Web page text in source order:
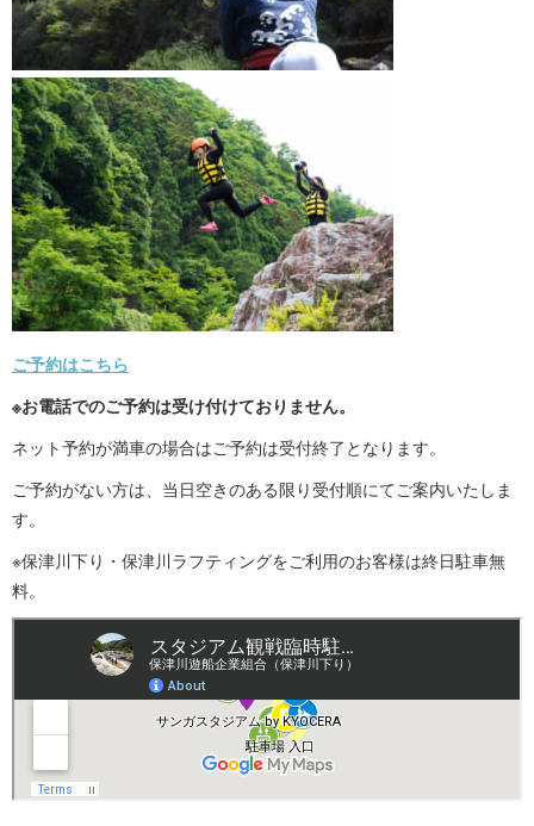
ご予約はこちら
※お電話でのご予約は受け付けておりません。
ネット予約が満車の場合はご予約は受付終了となります。
ご予約がない方は、当日空きのある限り受付順にてご案内いたしま
す。
※保津川下り・保津川ラフティングをご利用のお客様は終日駐車無
料。